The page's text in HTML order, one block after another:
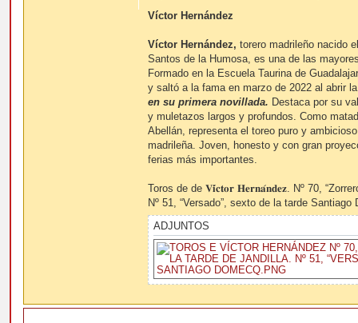
n
j
Víctor Hernández
Víctor Hernández, torero madrileño nacido
Santos de la Humosa, es una de las
Formado en la Escuela Taurina de
y saltó a la fama en marzo de 2022 al abrir
en su primera novillada. Destaca por su
y muletazos largos y profundos. Como
Abellán, representa el toreo puro y
madrileña. Joven, honesto y con gran
ferias más importantes.
Toros de de 𝐕𝐢́𝐜𝐭𝐨𝐫 𝐇𝐞𝐫𝐧𝐚́𝐧𝐝𝐞𝐳. Nº 70,
Nº 51, “Versado”, sexto de la tarde Santiago
ADJUNTOS